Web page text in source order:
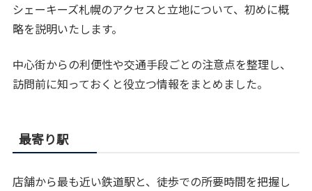
シェーキーズ札幌のアクセスと立地について、初めに概
略を説明いたします。
中心街からの利便性や交通手段ごとの注意点を整理し、
訪問前に知っておくと役立つ情報をまとめました。
最寄り駅
店舗から最も近い鉄道駅と、徒歩での所要時間を把握し